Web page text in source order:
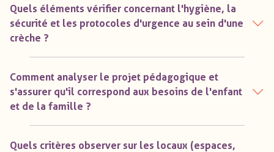
Quels éléments vérifier concernant l'hygiène, la
sécurité et les protocoles d'urgence au sein d'une
crèche ?
Comment analyser le projet pédagogique et
s'assurer qu'il correspond aux besoins de l'enfant
et de la famille ?
Quels critères observer sur les locaux (espaces,